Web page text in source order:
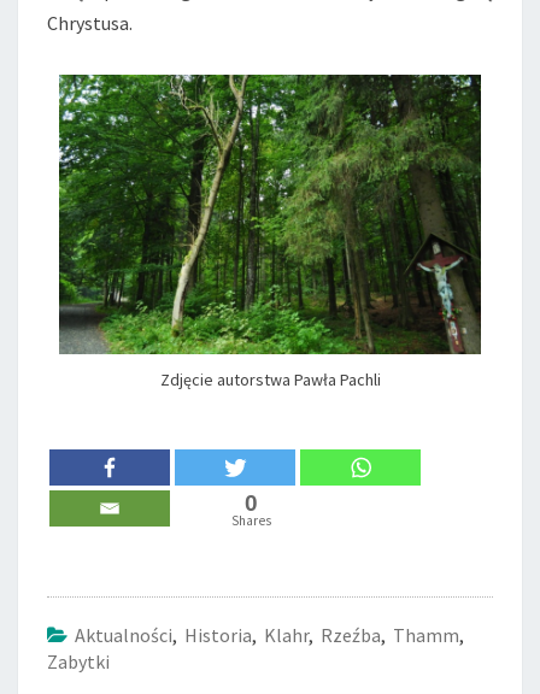
Chrystusa.
Zdjęcie autorstwa Pawła Pachli
0
Shares
Aktualności, Historia, Klahr, Rzeźba, Thamm,
Zabytki